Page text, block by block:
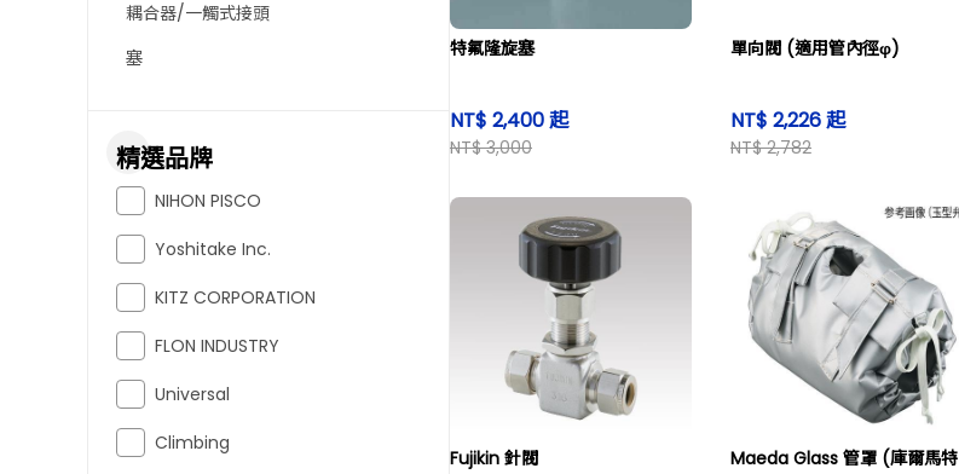
耦合器/一觸式接頭
塞
精選品牌
NIHON PISCO
Yoshitake Inc.
KITZ CORPORATION
FLON INDUSTRY
Universal
Climbing
特氟隆旋塞
NT$ 2,400 起
NT$ 3,000
單向閥 (適用管內徑φ)
NT$ 2,226 起
NT$ 2,782
Fujikin 針閥
Maeda Glass 管罩 (庫爾馬特